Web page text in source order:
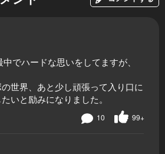
でハードな思いをしてますが、
世界、あと少し頑張って入り口に
いと励みになりました。
99+
10